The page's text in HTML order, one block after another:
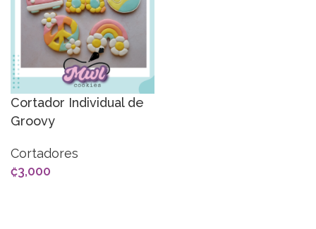
Cortador Individual de
Groovy
Cortadores
₡3,000